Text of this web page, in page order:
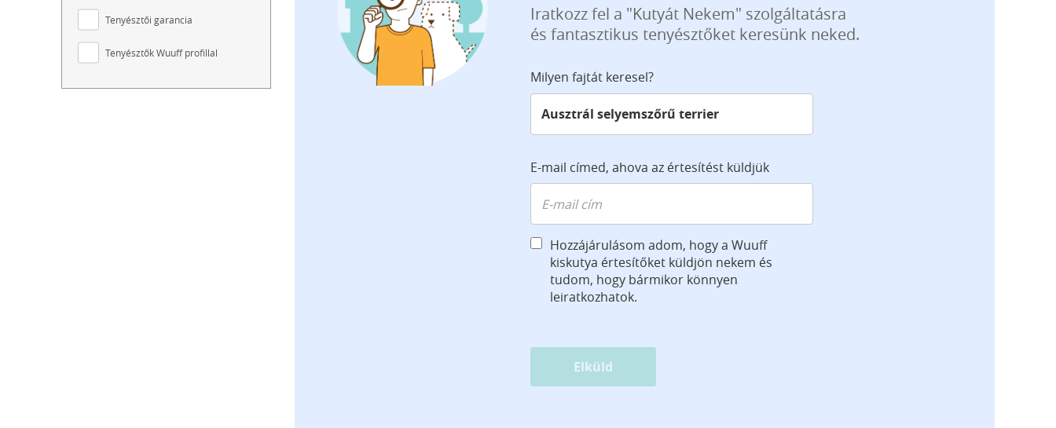
Tenyésztői garancia
Tenyésztők Wuuff profillal
Iratkozz fel a "Kutyát Nekem" szolgáltatásra
és fantasztikus tenyésztőket keresünk neked.
Milyen fajtát keresel?
E-mail címed, ahova az értesítést küldjük
Hozzájárulásom adom, hogy a Wuuff
kiskutya értesítőket küldjön nekem és
tudom, hogy bármikor könnyen
leiratkozhatok.
Elküld